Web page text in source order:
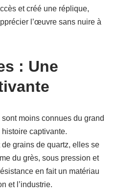
et créé une réplique,
l’œuvre sans nuire à
: Une
moins connues du grand
captivante.
grains de quartz, elles se
du grès, sous pression et
en fait un matériau
et l’industrie.